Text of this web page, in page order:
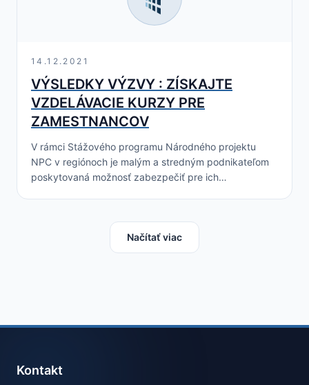
14.12.2021
VÝSLEDKY VÝZVY : ZÍSKAJTE
VZDELÁVACIE KURZY PRE
ZAMESTNANCOV
V rámci Stážového programu Národného projektu
NPC v regiónoch je malým a stredným podnikateľom
poskytovaná možnosť zabezpečiť pre ich
žiadatelia získajú podporu formou…
Načítať viac
Kontakt